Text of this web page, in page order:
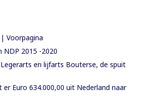
Voorpagina
NDP 2015 -2020
en lijfarts Bouterse, de spuit
er Euro 634.000,00 uit Nederland naar